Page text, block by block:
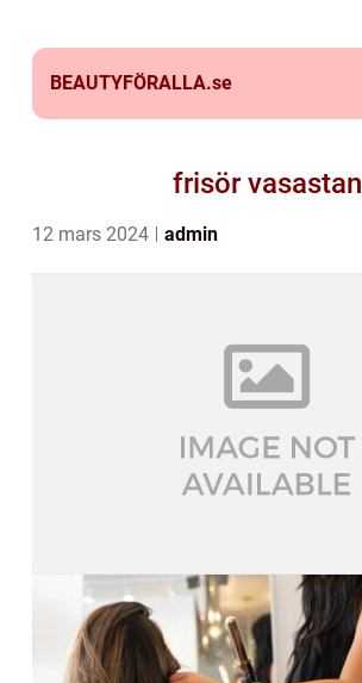
BEAUTYFÖRALLA.se
frisör vasastan
12 mars 2024 admin